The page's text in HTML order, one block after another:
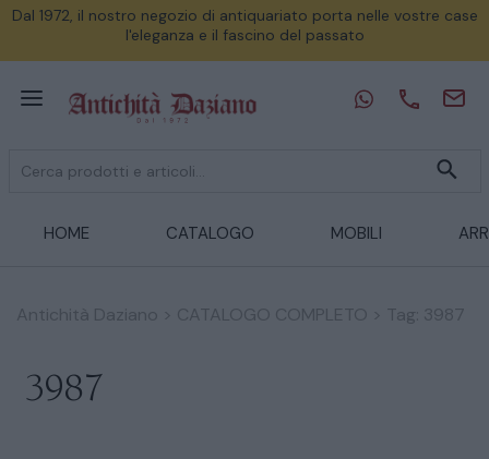
Dal 1972, il nostro negozio di antiquariato porta nelle vostre case
l'eleganza e il fascino del passato
HOME CATALOGO MOBILI
Antichità Daziano CATALOGO COMPLETO Tag: 3987
3987